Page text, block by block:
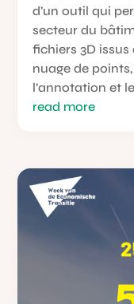
d’un outil qui
secteur du
fichiers 3D issus
nuage de
l’annotation et
read more